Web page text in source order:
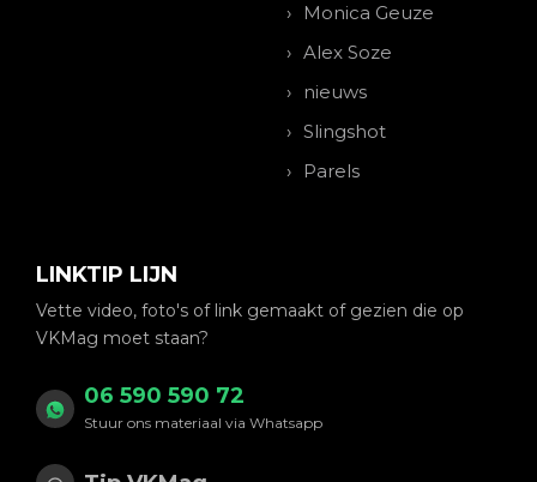
Monica Geuze
Alex Soze
nieuws
Slingshot
Parels
LINKTIP LIJN
Vette video, foto's of link gemaakt of gezien die op
VKMag moet staan?
06 590 590 72
Stuur ons materiaal via Whatsapp